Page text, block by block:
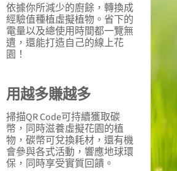
依據你所減少的廚餘，轉換成
經驗值種植虛擬植物。省下的
電量以及總使用時間都一覽無
遺，還能打造自己的線上花
園！
用越多賺越多
掃描QR Code可持續獲取碳
幣，同時滋養虛擬花園的植
物，碳幣可兌換耗材，還有機
會參與各式活動，響應地球環
保，同時享受實質回饋。